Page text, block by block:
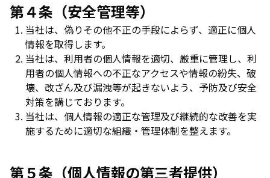
第４条（安全管理等）
当社は、偽りその他不正の手段によらず、適正に個人
情報を取得します。
当社は、利用者の個人情報を適切、厳重に管理し、利
用者の個人情報への不正なアクセスや情報の紛失、破
壊、改ざん及び漏洩等が起きないよう、予防及び安全
対策を講じております。
当社は、個人情報の適正な管理及び継続的な改善を実
施するために適切な組織・管理体制を整えます。
第５条（個人情報の第三者提供）